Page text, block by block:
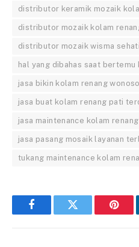
distributor keramik mozaik
distributor mozaik kolam
distributor mozaik wisma
hal yang dibahas saat
jasa bikin kolam renang
jasa buat kolam renang pati
jasa maintenance kolam
jasa pasang mosaik layanan
tukang maintenance kolam
FacebookTwitter